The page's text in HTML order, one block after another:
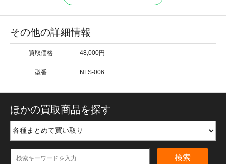
その他の詳細情報
買取価格 48,000円
型番 NFS-006
ほかの買取商品を探す
検索